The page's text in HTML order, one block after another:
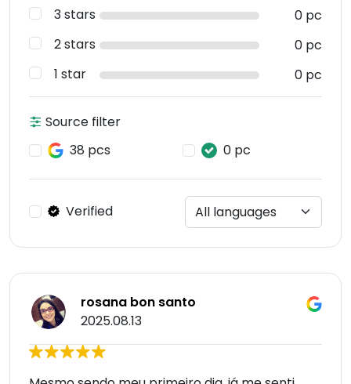
3 stars
0 pc
2 stars
0 pc
1 star
0 pc
Source filter
38 pcs
0 pc
Verified
rosana bon santo
2025.08.13